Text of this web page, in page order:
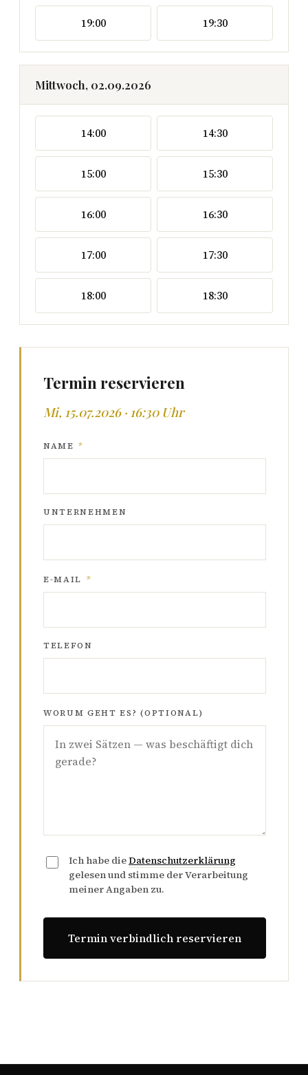
19:00 19:30
Mittwoch, 02.09.2026
14:00 14:30
15:00 15:30
16:00 16:30
17:00 17:30
18:00 18:30
Termin reservieren
Mi, 15.07.2026 · 16:30 Uhr
NAME *
UNTERNEHMEN
E-MAIL *
TELEFON
WORUM GEHT ES? (OPTIONAL)
Ich habe dieDatenschutzerklärung
gelesen und stimme der Verarbeitung
meiner Angaben zu.
Termin verbindlich reservieren